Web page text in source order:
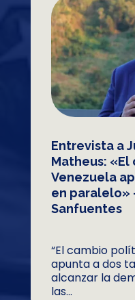
Entrevista a
Matheus:
Venezuela
en paralelo»
Sanfuentes
“El cambio
apunta a dos
alcanzar la
las...